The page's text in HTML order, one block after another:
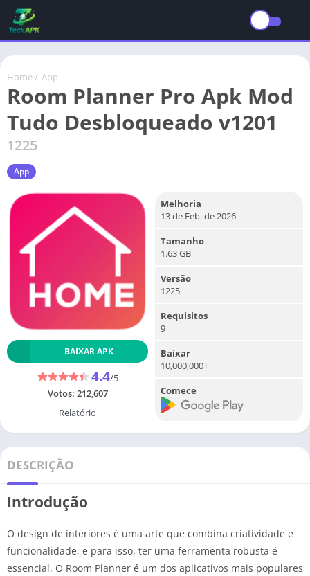
Home / App
Room Planner Pro Apk Mod
Tudo Desbloqueado v1201
1225
App
BAIXAR APK
4.4/5
Votos: 212,607
Relatório
Melhoria
13 de Feb. de 2026
Tamanho
1.63 GB
Versão
1225
Requisitos
9
Baixar
10,000,000+
Comece
DESCRIÇÃO
Introdução
O design de interiores é uma arte que combina criatividade e
funcionalidade, e para isso, ter uma ferramenta robusta é
essencial. O Room Planner é um dos aplicativos mais populares